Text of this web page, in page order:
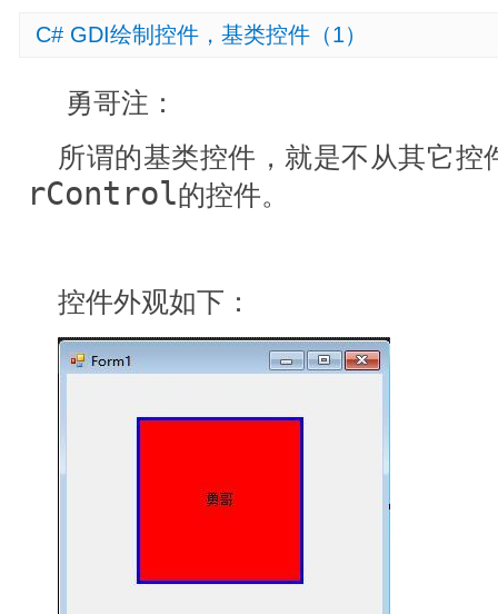
C# GDI绘制控件，基类控件（1）
勇哥注：
所谓的基类控件，就是不从其它控
rControl的控件。
控件外观如下：